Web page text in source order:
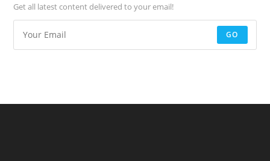
Get all latest content delivered to your email!
GO